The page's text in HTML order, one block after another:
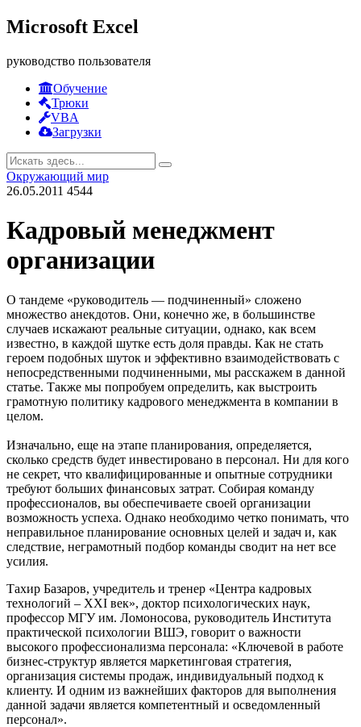
Microsoft Excel
руководство пользователя
Обучение
Трюки
VBA
Загрузки
Окружающий мир
26.05.2011 4544
Кадровый менеджмент
организации
О тандеме «руководитель — подчиненный» сложено
множество анекдотов. Они, конечно же, в большинстве
случаев искажают реальные ситуации, однако, как всем
известно, в каждой шутке есть доля правды. Как не стать
героем подобных шуток и эффективно взаимодействовать с
непосредственными подчиненными, мы расскажем в данной
статье. Также мы попробуем определить, как выстроить
грамотную политику кадрового менеджмента в компании в
целом.
Изначально, еще на этапе планирования, определяется,
сколько средств будет инвестировано в персонал. Ни для кого
не секрет, что квалифицированные и опытные сотрудники
требуют больших финансовых затрат. Собирая команду
профессионалов, вы обеспечиваете своей организации
возможность успеха. Однако необходимо четко понимать, что
неправильное планирование основных целей и задач и, как
следствие, неграмотный подбор команды сводит на нет все
усилия.
Тахир Базаров, учредитель и тренер «Центра кадровых
технологий – XXI век», доктор психологических наук,
профессор МГУ им. Ломоносова, руководитель Института
практической психологии ВШЭ, говорит о важности
высокого профессионализма персонала: «Ключевой в работе
бизнес-структур является маркетинговая стратегия,
организация системы продаж, индивидуальный подход к
клиенту. И одним из важнейших факторов для выполнения
данной задачи является компетентный и осведомленный
персонал».